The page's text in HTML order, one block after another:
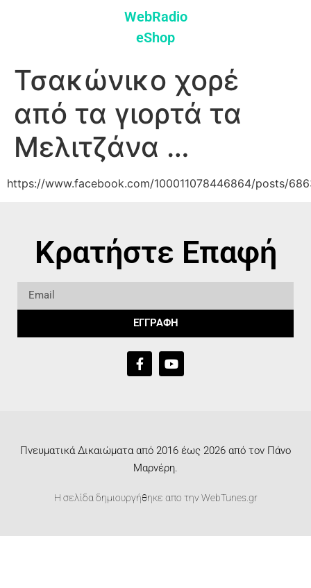
WebRadio
eShop
Τσακώνικο χορέ
από τα γιορτά τα
Μελιτζάνα …
https://www.facebook.com/100011078446864/posts/
Κρατήστε Επαφή
ΕΓΓΡΑΦΗ
Πνευματικά Δικαιώματα από 2016 έως 2026 από τον Πάνο
Μαρνέρη.
Η σελίδα δημιουργήθηκε απο τηνWebTunes.gr